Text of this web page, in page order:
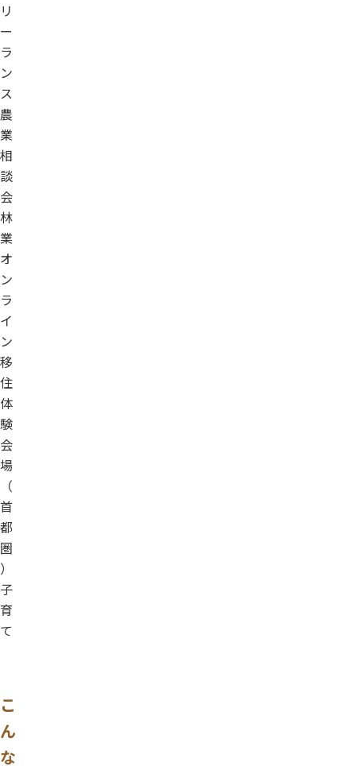
リ
ー
ラ
ン
ス
農
業
相
談
会
林
業
オ
ン
ラ
イ
ン
移
住
体
験
会
場
（
首
都
圏
）
子
育
て
こ
ん
な